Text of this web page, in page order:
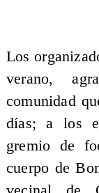
Los
verano,
comunidad
días; a los
gremio de
cuerpo de